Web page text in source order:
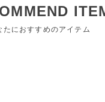
たにおすすめのアイテム